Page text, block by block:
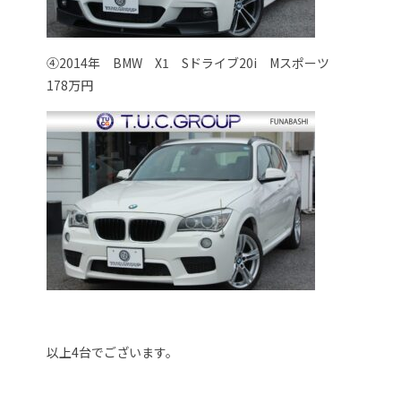
④2014年 BMW X1 Sドライブ20i Mスポーツ
178万円
以上4台でございます。